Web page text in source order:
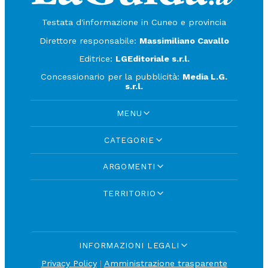
Testata d'informazione in Cuneo e provincia
Direttore responsabile: Massimiliano Cavallo
Editrice: LGEditoriale s.r.l.
Concessionario per la pubblicità: Media L.G.
s.r.l.
MENU
CATEGORIE
ARGOMENTI
TERRITORIO
INFORMAZIONI LEGALI
Privacy Policy| Amministrazione trasparente